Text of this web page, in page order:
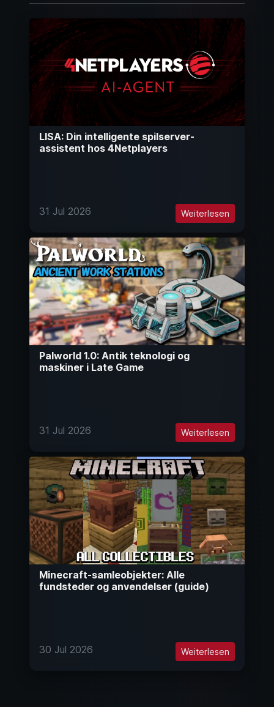
LISA: Din intelligente spilserver-
assistent hos 4Netplayers
31 Jul 2026 Weiterlesen
Palworld 1.0: Antik teknologi og
maskiner i Late Game
31 Jul 2026 Weiterlesen
Minecraft-samleobjekter: Alle
fundsteder og anvendelser (guide)
30 Jul 2026 Weiterlesen